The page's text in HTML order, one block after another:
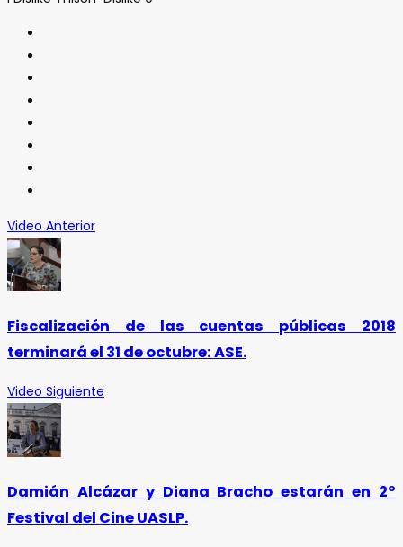
Video Anterior
Fiscalización de las cuentas públicas 2018
terminará el 31 de octubre: ASE.
Video Siguiente
Damián Alcázar y Diana Bracho estarán en 2º
Festival del Cine UASLP.